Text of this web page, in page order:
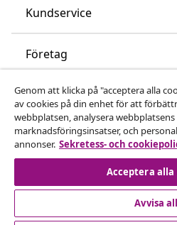
Kundservice
Företag
vidaXL
Upptäck mer
Genom att klicka på "acceptera alla
av cookies på din enhet för att
webbplatsen, analysera
marknadsföringsinsatser, och
annonser. Sekretess- och
Acceptera alla
Avvisa